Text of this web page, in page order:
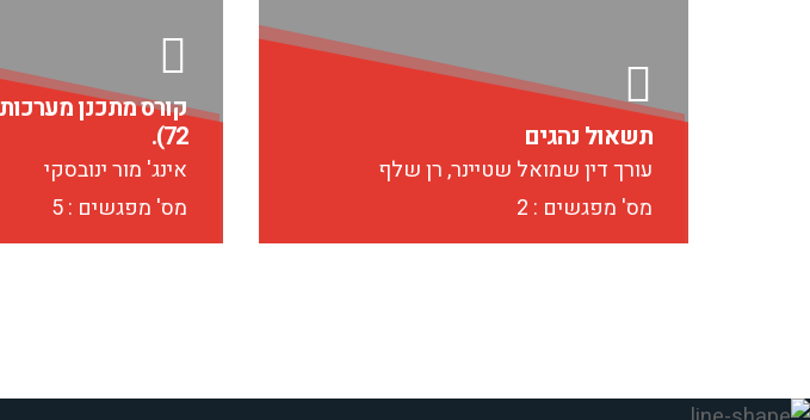
תשאול נהגים
עורך דין שמואל שטיינר, רן שלף
מס' מפגשים : 2
72).
אינג' מור ינובסקי
מס' מפגשים : 5